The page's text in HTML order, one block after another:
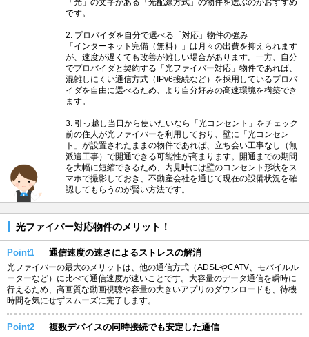
「光」の文字がある「光配線方式」の物件を選ぶのがおすすめ
です。
2. プロバイダを自分で選べる「対応」物件の強み
「インターネット完備（無料）」は月々の出費を抑えられます
が、速度が遅くても改善が難しい場合があります。一方、自分
でプロバイダと契約する「光ファイバー対応」物件であれば、
混雑しにくい通信方式（IPv6接続など）を採用しているプロバ
イダを自由に選べるため、より自分好みの高速環境を構築でき
ます。
3. 引っ越し当日から使いたいなら「光コンセント」をチェック
前の住人が光ファイバーを利用しており、壁に「光コンセン
ト」が設置されたままの物件であれば、立ち会い工事なし（無
派遣工事）で開通できる可能性が高まります。開通までの期間
を大幅に短縮できるため、内見時には壁のコンセント形状をス
マホで撮影しておき、不動産会社を通じて現在の設備状況を確
認してもらうのが賢い方法です。
光ファイバー対応物件のメリット！
Point1 通信速度の速さによるストレスの解消
光ファイバーの最大のメリットは、他の通信方式（ADSLやCATV、モバイルル
ーターなど）に比べて通信速度が速いことです。大容量のデータ通信を瞬時に
行えるため、高画質な動画視聴や容量の大きいアプリのダウンロードも、待機
時間を気にせずスムーズに完了します。
Point2 複数デバイスの同時接続でも安定した通信